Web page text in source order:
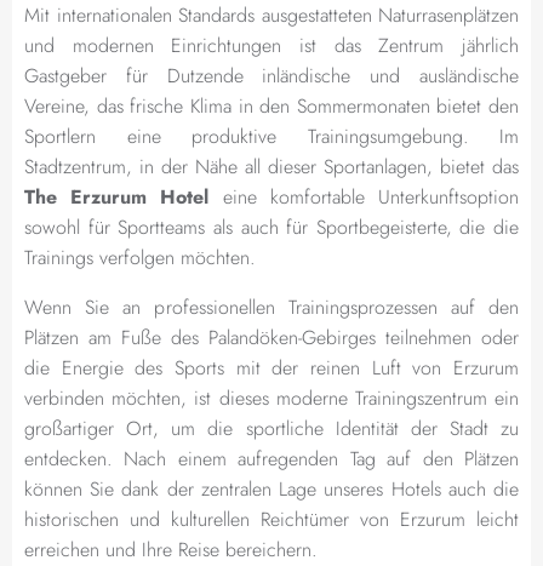
Mit internationalen Standards ausgestatteten Naturrasenplätzen
und modernen Einrichtungen ist das Zentrum jährlich
Gastgeber für Dutzende inländische und ausländische
Vereine, das frische Klima in den Sommermonaten bietet den
Sportlern eine produktive Trainingsumgebung. Im
Stadtzentrum, in der Nähe all dieser Sportanlagen, bietet das
The Erzurum Hotel eine komfortable Unterkunftsoption
sowohl für Sportteams als auch für Sportbegeisterte, die die
Trainings verfolgen möchten.
Wenn Sie an professionellen Trainingsprozessen auf den
Plätzen am Fuße des Palandöken-Gebirges teilnehmen oder
die Energie des Sports mit der reinen Luft von Erzurum
verbinden möchten, ist dieses moderne Trainingszentrum ein
großartiger Ort, um die sportliche Identität der Stadt zu
entdecken. Nach einem aufregenden Tag auf den Plätzen
können Sie dank der zentralen Lage unseres Hotels auch die
historischen und kulturellen Reichtümer von Erzurum leicht
erreichen und Ihre Reise bereichern.